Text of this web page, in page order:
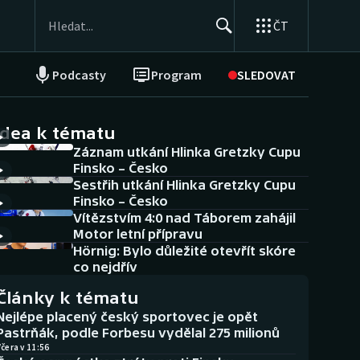
ČT
Podcasty Program SLEDOVAT
NEPŘEHLÉDNĚTE
Historické návraty
Aplikace ČT sport
AZ kvíz
k tématu
Záznam utkání Hlinka Gretzky Cupu
Finsko – Česko
Sestřih utkání Hlinka Gretzky Cupu
Finsko – Česko
Vítězstvím 4:0 nad Táborem zahájil
Motor letní přípravu
Hörnig: Bylo důležité otevřít skóre
co nejdřív
k tématu
placený český sportovec je opět
podle Forbesu vydělal 275 milionů
v 11:56